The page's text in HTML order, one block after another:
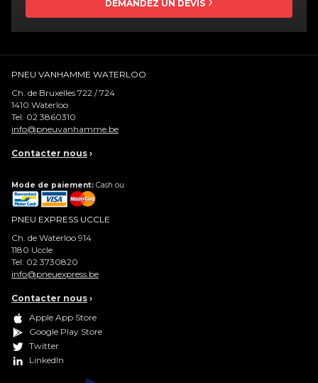
DEMANDEZ UN DEVIS
PNEU VANHAMME WATERLOO
Ch. de Bruxelles 722 / 724
1410 Waterloo
Tel: 02 3860310
info@pneuvanhamme.be
Contacter nous ›
Mode de paiement: Cash ou
PNEU EXPRESS UCCLE
Ch. de Waterloo 914
1180 Uccle
Tel: 02 3730820
info@pneuexpress.be
Contacter nous ›
Apple App Store
Google Play Store
Twitter
LinkedIn